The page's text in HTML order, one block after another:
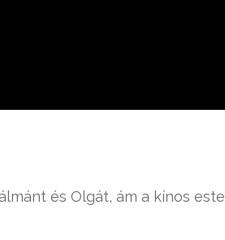
és Olgát, ám a kínos este